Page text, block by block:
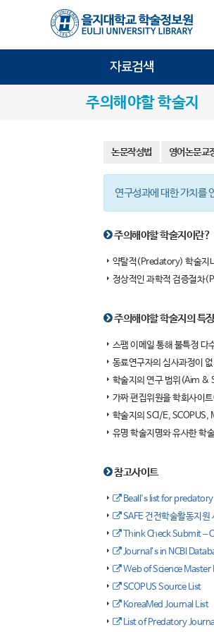
자료검색
주의해야할 학술지
논문작성법 영어논문교
연구성과에 대한 가치를
주의해야할 학술지이란?
약탈적(Predatory) 학술지
정상적인 과학적 검증절차
주의해야할 학술지의 특징
스팸 이메일 통해 불특정 다
동료연구자의 심사과정이
학술지의 연구 범위(Aim &
가짜 편집위원을 학회사이
학술지의 SCI/E, SCOPUS,
유명 학술지명와 유사한 학
참고사이트
Beall's list for
SAFE 건전학술활동지원
Think Check Submit –
Journal’s in NCBI
Web of Science Master
SCOPUS Source List
KoreaMed Journal List
List of Predatory